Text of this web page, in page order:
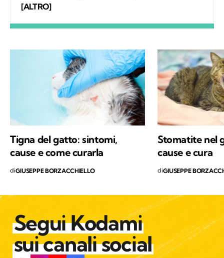
con una tesi sperimentale in chirurgia
Nel 2013 ho inaugurato il mio ambulatorio in
Minturno sul lungomare di Scauri.
[ALTRO]
Tigna del gatto: sintomi,
cause e come curarla
diGIUSEPPE BORZACCHIELLO
Stomatite nel
cause e cura
diGIUSEPPE
Segui Kodami
sui canali social